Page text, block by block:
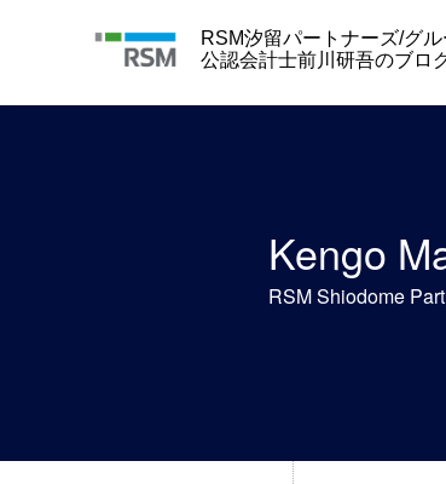
RSM汐留パートナーズ/グ
公認会計士前川研吾のブロ
Kengo
RSM Shiodome